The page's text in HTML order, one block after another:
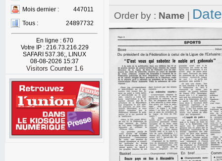
Mois dernier :
447011
Tous :
24897732
En ligne : 670
Votre IP : 216.73.216.229
SAFARI 537.36;, LINUX
08-08-2026 15:37
Visitors Counter 1.6
Order by : Name Date